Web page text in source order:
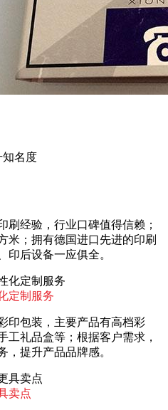
知名度
刷经验，行业口碑值得信赖；
米；拥有德国进口先进的印刷
印后设备一应俱全。
定制服务
印包装，主要产品有高档彩
工礼品盒等；根据客户需求，
，提升产品品牌感。
卖点